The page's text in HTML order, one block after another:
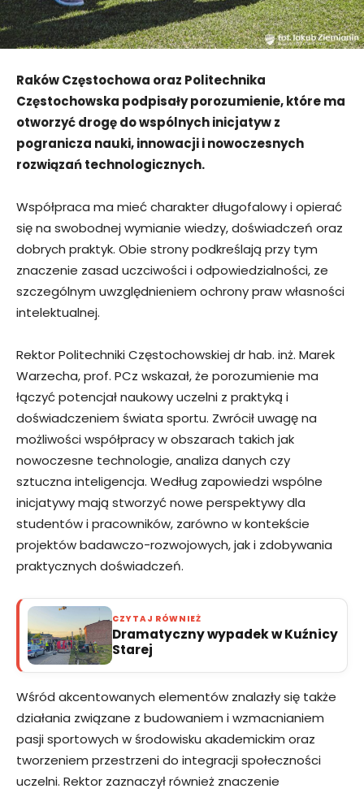
Raków Częstochowa oraz Politechnika
Częstochowska podpisały porozumienie, które ma
otworzyć drogę do wspólnych inicjatyw z
pogranicza nauki, innowacji i nowoczesnych
rozwiązań technologicznych.
Współpraca ma mieć charakter długofalowy i opierać
się na swobodnej wymianie wiedzy, doświadczeń oraz
dobrych praktyk. Obie strony podkreślają przy tym
znaczenie zasad uczciwości i odpowiedzialności, ze
szczególnym uwzględnieniem ochrony praw własności
intelektualnej.
Rektor Politechniki Częstochowskiej dr hab. inż. Marek
Warzecha, prof. PCz wskazał, że porozumienie ma
łączyć potencjał naukowy uczelni z praktyką i
doświadczeniem świata sportu. Zwrócił uwagę na
możliwości współpracy w obszarach takich jak
nowoczesne technologie, analiza danych czy
sztuczna inteligencja. Według zapowiedzi wspólne
inicjatywy mają stworzyć nowe perspektywy dla
studentów i pracowników, zarówno w kontekście
projektów badawczo-rozwojowych, jak i zdobywania
praktycznych doświadczeń.
CZYTAJ RÓWNIEŻ
Dramatyczny wypadek w Kuźnicy
Starej
Wśród akcentowanych elementów znalazły się także
działania związane z budowaniem i wzmacnianiem
pasji sportowych w środowisku akademickim oraz
tworzeniem przestrzeni do integracji społeczności
uczelni. Rektor zaznaczył również znaczenie